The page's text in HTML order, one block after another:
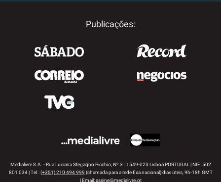
Publicações:
Medialivre S.A. - Rua Luciana Stegagno Picchio, Nº 3 . 1549-023 Lisboa PORTUGAL | NIF: 502
801 034 | Tel.:(+351) 210 494 999 (chamada para a rede fixa nacional) dias úteis, 9h-18h GMT
| Email:assine@medialivre.pt